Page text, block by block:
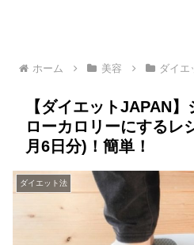
ホーム 美容 ダイエ
【ダイエットJAPAN
ローカロリーにするレ
月6日分)！簡単！
ダイエット法